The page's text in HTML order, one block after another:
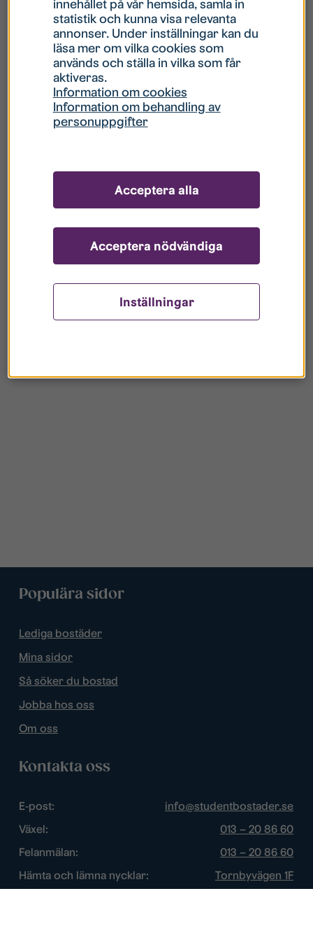
Hur gör jag om mitt konto är låst?
Hur gör jag när jag glömt mitt lösenord?
Vad innebär Gästkonto/Gästanvändare?
Populära sidor
Lediga bostäder
Mina sidor
Så söker du bostad
Jobba hos oss
Om oss
Kontakta oss
E-post:
info@studentbostader.se
Växel:
013 – 20 86 60
Felanmälan:
013 – 20 86 60
Hämta och lämna nycklar:
Tornbyvägen 1F
innehållet på vår hemsida, samla in
statistik och kunna visa relevanta
annonser. Under inställningar kan du
läsa mer om vilka cookies som
används och ställa in vilka som får
aktiveras.
Information om cookies
Information om behandling av
personuppgifter
Inställningar
Acceptera nödvändiga
Acceptera alla